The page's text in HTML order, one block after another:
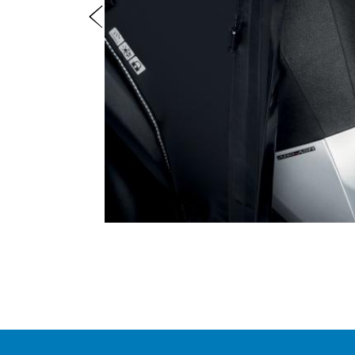
Předchozí
Item